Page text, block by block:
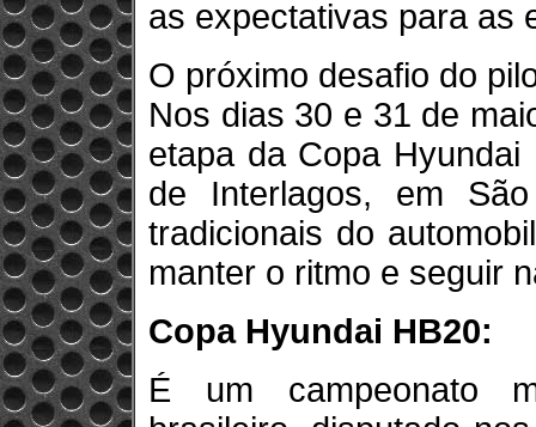
as expectativas para as
O próximo desafio do
Nos dias 30 e 31 de
etapa da Copa
de Interlagos, em
tradicionais do
manter o ritmo e seguir
Copa Hyundai HB20:
É um campeonato